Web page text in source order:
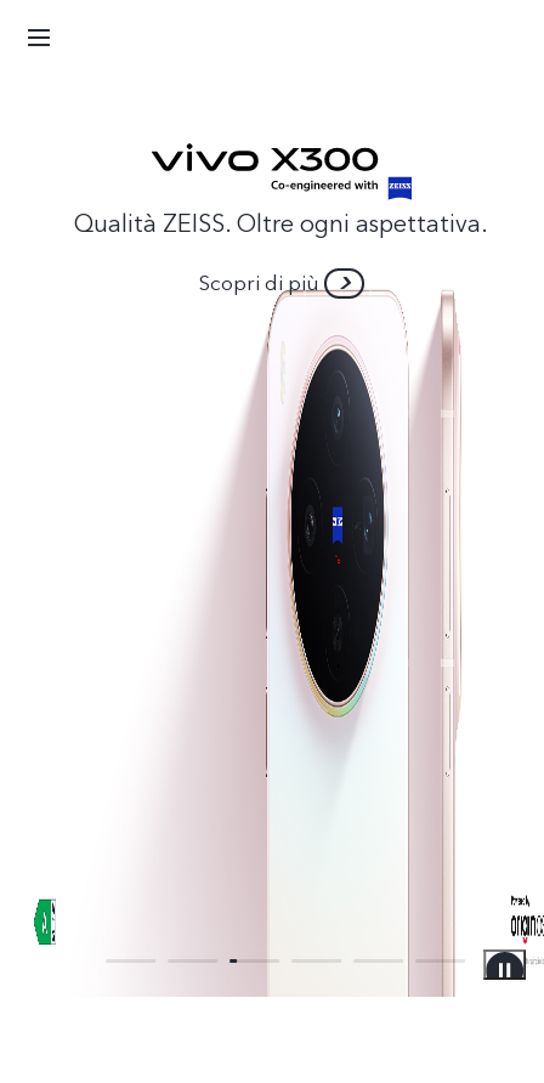
Qualità ZEISS. Oltre ogni aspettativa.
Scopri di più